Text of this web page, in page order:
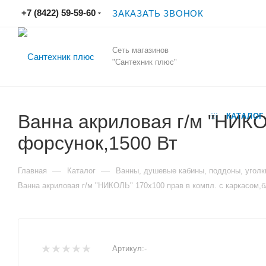
+7 (8422) 59-59-60 ЗАКАЗАТЬ ЗВОНОК
Сеть магазинов
"Сантехник плюс"
КАТАЛОГ
Ванна акриловая г/м
форсунок,1500 Вт
Главная — Каталог — Ванны, душевые кабины, поддоны,
Ванна акриловая г/м "НИКОЛЬ" 170х100 прав в компл. с
Артикул:-